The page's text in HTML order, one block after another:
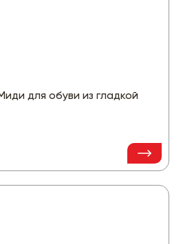
для обуви из гладкой